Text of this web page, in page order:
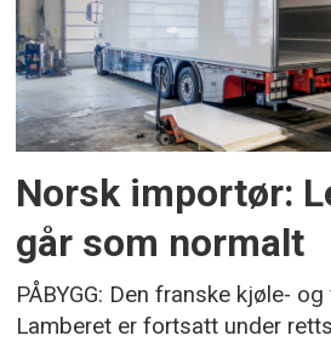
Norsk importør:
går som normalt
PÅBYGG: Den franske kjøle-
Lamberet er fortsatt under